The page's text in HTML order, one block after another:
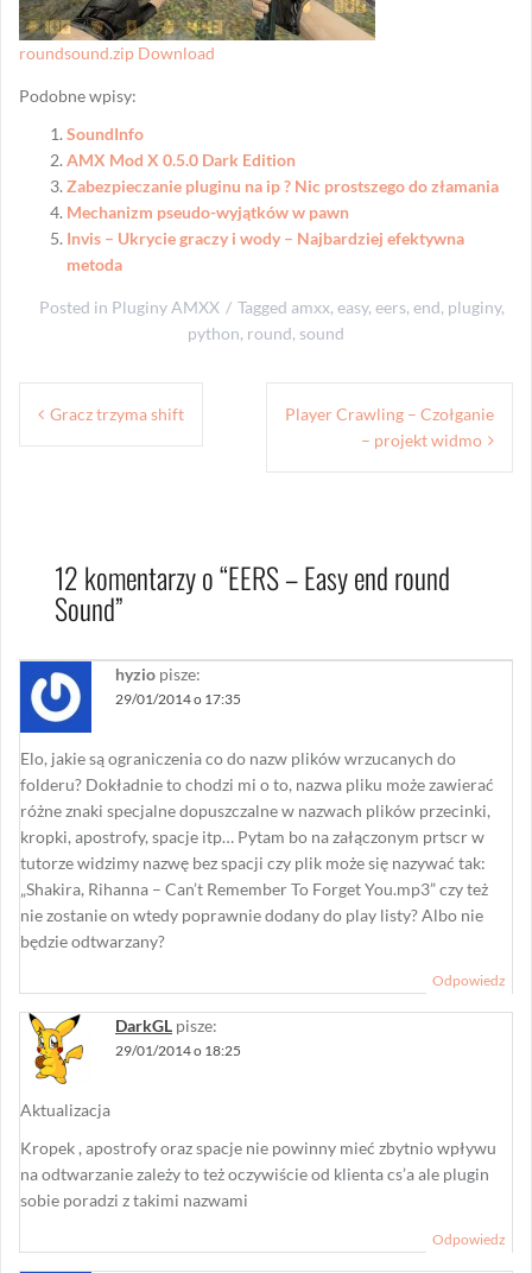
roundsound.zip Download
Podobne wpisy:
SoundInfo
AMX Mod X 0.5.0 Dark Edition
Zabezpieczanie pluginu na ip ? Nic prostszego do złamania
Mechanizm pseudo-wyjątków w pawn
Invis – Ukrycie graczy i wody – Najbardziej efektywna
metoda
Posted in Pluginy AMXX Tagged amxx, easy, eers, end, pluginy,
python, round, sound
Nawigacja
Gracz trzyma shift
Player Crawling – Czołganie
– projekt widmo
12 komentarzy o “EERS – Easy end round
Sound”
hyzio pisze:
29/01/2014 o 17:35
Elo, jakie są ograniczenia co do nazw plików wrzucanych do
folderu? Dokładnie to chodzi mi o to, nazwa pliku może zawierać
różne znaki specjalne dopuszczalne w nazwach plików przecinki,
kropki, apostrofy, spacje itp… Pytam bo na załączonym prtscr w
tutorze widzimy nazwę bez spacji czy plik może się nazywać tak:
„Shakira, Rihanna – Can’t Remember To Forget You.mp3” czy też
nie zostanie on wtedy poprawnie dodany do play listy? Albo nie
będzie odtwarzany?
Odpowiedz
DarkGL pisze:
29/01/2014 o 18:25
Aktualizacja
Kropek , apostrofy oraz spacje nie powinny mieć zbytnio wpływu
na odtwarzanie zależy to też oczywiście od klienta cs’a ale plugin
sobie poradzi z takimi nazwami
Odpowiedz